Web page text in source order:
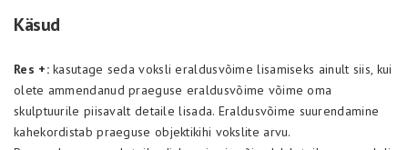
Käsud
Res +:kasutage seda voksli eraldusvõime lisamiseks ainult siis, kui
olete ammendanud praeguse eraldusvõime võime oma
skulptuurile piisavalt detaile lisada. Eraldusvõime suurendamine
kahekordistab praeguse objektikihi vokslite arvu.